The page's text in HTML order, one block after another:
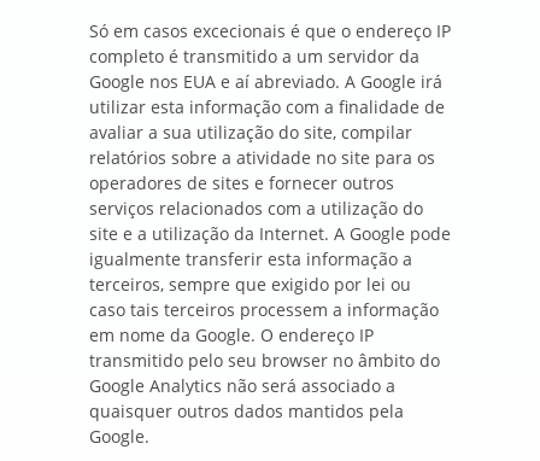
Só em casos excecionais é que o endereço IP
completo é transmitido a um servidor da
Google nos EUA e aí abreviado. A Google irá
utilizar esta informação com a finalidade de
avaliar a sua utilização do site, compilar
relatórios sobre a atividade no site para os
operadores de sites e fornecer outros
serviços relacionados com a utilização do
site e a utilização da Internet. A Google pode
igualmente transferir esta informação a
terceiros, sempre que exigido por lei ou
caso tais terceiros processem a informação
em nome da Google. O endereço IP
transmitido pelo seu browser no âmbito do
Google Analytics não será associado a
quaisquer outros dados mantidos pela
Google.